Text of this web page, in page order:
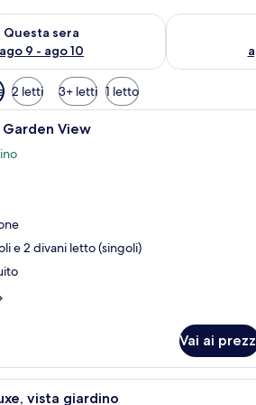
Questa sera
ago 9 - ago 10
per questa sera, ago 9 - ago
Verifica la
2 letti 3+ letti 1 letto
Camera d'albergo con un
View
e 2 divani letto (singoli)
Vai ai
Camera Deluxe, vista
vista giardino